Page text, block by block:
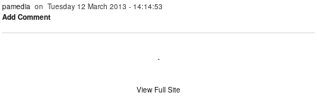
pamedia on Tuesday 12 March 2013 - 14:14:53
Add Comment
.
View Full Site